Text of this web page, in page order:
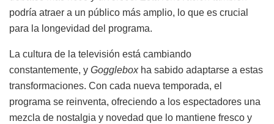
podría atraer a un público más amplio, lo que es crucial
para la longevidad del programa.
La cultura de la televisión está cambiando
constantemente, y Goggleboxha sabido adaptarse a estas
transformaciones. Con cada nueva temporada, el
programa se reinventa, ofreciendo a los espectadores una
mezcla de nostalgia y novedad que lo mantiene fresco y